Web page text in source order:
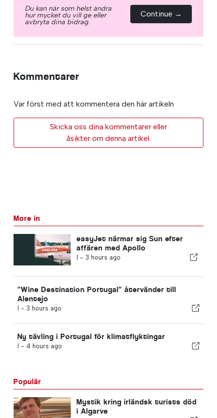
Du kan när som helst ändra
hur mycket du vill ge eller
avbryta dina bidrag.
Continue →
Kommentarer
Var först med att kommentera den här artikeln
Skicka oss dina kommentarer eller
åsikter om denna artikel.
More in
easyJet närmar sig Sun efter
affären med Apollo
I - 3 hours ago
”Wine Destination Portugal” återvänder till
Alentejo
I - 3 hours ago
Ny tävling i Portugal för klimatflyktingar
I - 4 hours ago
Populär
Mystik kring irländsk turists död
i Algarve